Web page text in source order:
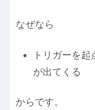
なぜなら
トリガーを
が出てくる
からです。